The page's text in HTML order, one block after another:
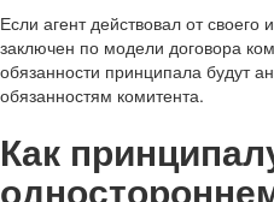
Если агент действовал от
заключен по модели договора
обязанности принципала будут
обязанностям комитента.
Как